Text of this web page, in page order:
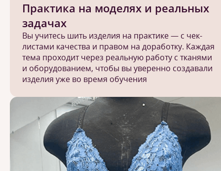
Практика на моделях и реальных
задачах
Вы учитесь шить изделия на практике — с чек-
листами качества и правом на доработку. Каждая
тема проходит через реальную работу с тканями
и оборудованием, чтобы вы уверенно создавали
изделия уже во время обучения